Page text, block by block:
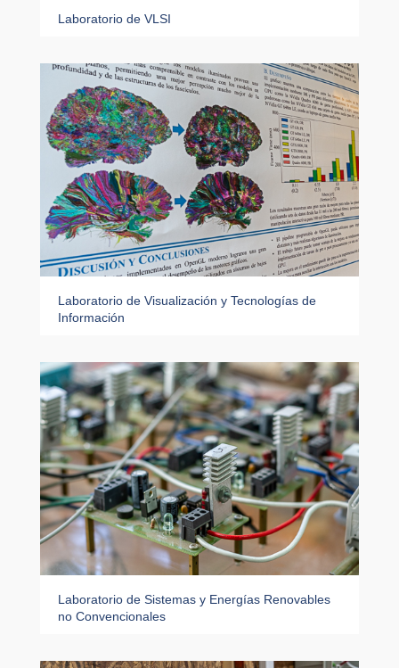
Laboratorio de VLSI
Laboratorio de Visualización y Tecnologías de
Información
Laboratorio de Sistemas y Energías Renovables
no Convencionales